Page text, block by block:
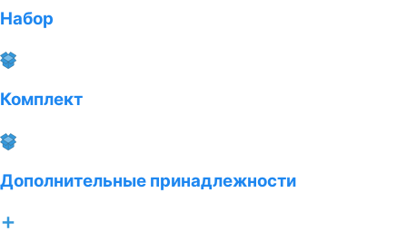
Набор
Комплект
Дополнительные принадлежности